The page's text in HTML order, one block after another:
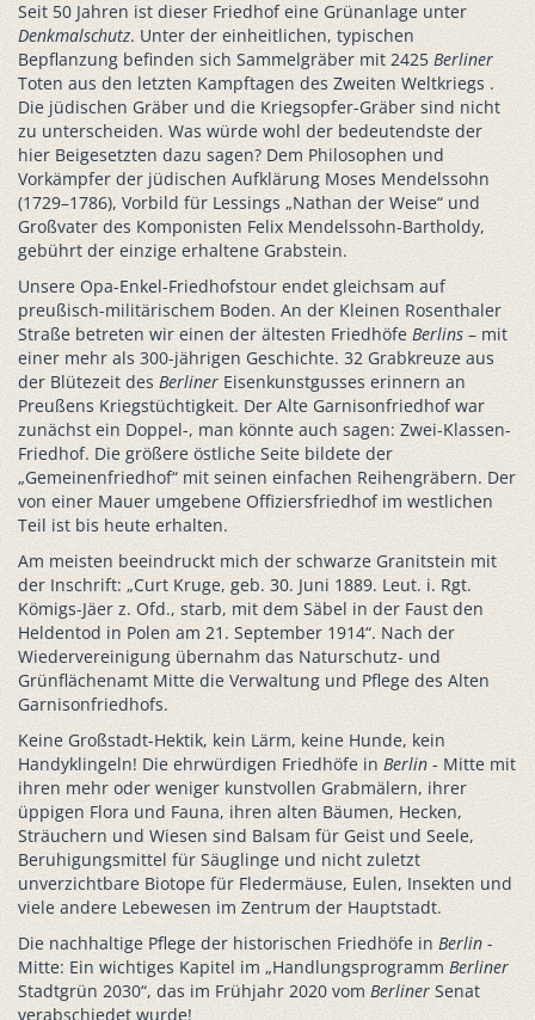
Seit 50 Jahren ist dieser Friedhof eine Grünanlage unter
Denkmalschutz. Unter der einheitlichen, typischen
Bepflanzung befinden sich Sammelgräber mit 2425 Berliner
Toten aus den letzten Kampftagen des Zweiten Weltkriegs .
Die jüdischen Gräber und die Kriegsopfer-Gräber sind nicht
zu unterscheiden. Was würde wohl der bedeutendste der
hier Beigesetzten dazu sagen? Dem Philosophen und
Vorkämpfer der jüdischen Aufklärung Moses Mendelssohn
(1729–1786), Vorbild für Lessings „Nathan der Weise“ und
Großvater des Komponisten Felix Mendelssohn-Bartholdy,
gebührt der einzige erhaltene Grabstein.
Unsere Opa-Enkel-Friedhofstour endet gleichsam auf
preußisch-militärischem Boden. An der Kleinen Rosenthaler
Straße betreten wir einen der ältesten Friedhöfe Berlins – mit
einer mehr als 300-jährigen Geschichte. 32 Grabkreuze aus
der Blütezeit des Berliner Eisenkunstgusses erinnern an
Preußens Kriegstüchtigkeit. Der Alte Garnisonfriedhof war
zunächst ein Doppel-, man könnte auch sagen: Zwei-Klassen-
Friedhof. Die größere östliche Seite bildete der
„Gemeinenfriedhof“ mit seinen einfachen Reihengräbern. Der
von einer Mauer umgebene Offiziersfriedhof im westlichen
Teil ist bis heute erhalten.
Am meisten beeindruckt mich der schwarze Granitstein mit
der Inschrift: „Curt Kruge, geb. 30. Juni 1889. Leut. i. Rgt.
Kömigs-Jäer z. Ofd., starb, mit dem Säbel in der Faust den
Heldentod in Polen am 21. September 1914“. Nach der
Wiedervereinigung übernahm das Naturschutz- und
Grünflächenamt Mitte die Verwaltung und Pflege des Alten
Garnisonfriedhofs.
Keine Großstadt-Hektik, kein Lärm, keine Hunde, kein
Handyklingeln! Die ehrwürdigen Friedhöfe in Berlin - Mitte mit
ihren mehr oder weniger kunstvollen Grabmälern, ihrer
üppigen Flora und Fauna, ihren alten Bäumen, Hecken,
Sträuchern und Wiesen sind Balsam für Geist und Seele,
Beruhigungsmittel für Säuglinge und nicht zuletzt
unverzichtbare Biotope für Fledermäuse, Eulen, Insekten und
viele andere Lebewesen im Zentrum der Hauptstadt.
Die nachhaltige Pflege der historischen Friedhöfe in Berlin -
Mitte: Ein wichtiges Kapitel im „Handlungsprogramm Berliner
Stadtgrün 2030“, das im Frühjahr 2020 vom Berliner Senat
verabschiedet wurde!